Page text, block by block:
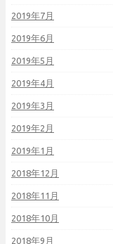
2019年7月
2019年6月
2019年5月
2019年4月
2019年3月
2019年2月
2019年1月
2018年12月
2018年11月
2018年10月
2018年9月